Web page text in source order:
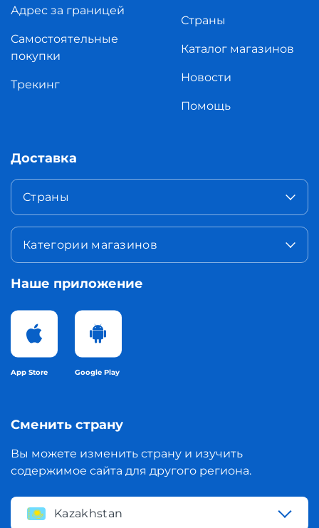
Адрес за границей
Самостоятельные
покупки
Трекинг
Страны
Каталог магазинов
Новости
Помощь
Доставка
Страны
Категории магазинов
Наше приложение
App Store Google Play
Сменить страну
Вы можете изменить страну и изучить
содержимое сайта для другого региона.
Kazakhstan